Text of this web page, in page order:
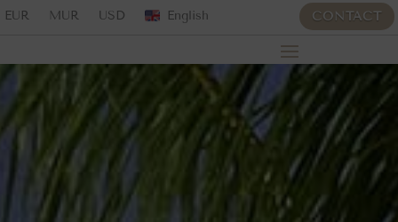
EUR MUR USD English CONTACT